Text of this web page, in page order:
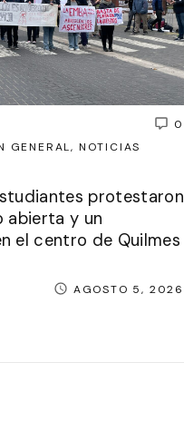
0
GENERAL NOTICIAS
protestaron
abierta y un
el centro de Quilmes
AGOSTO 5, 2026